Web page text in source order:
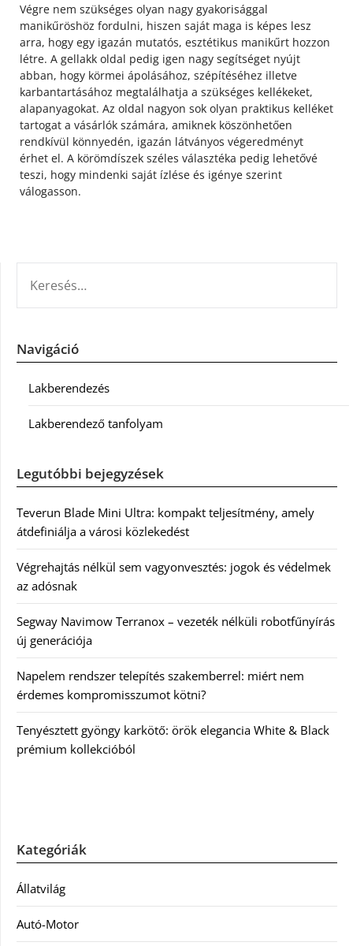
Végre nem szükséges olyan nagy gyakorisággal
manikűröshöz fordulni, hiszen saját maga is képes lesz
arra, hogy egy igazán mutatós, esztétikus manikűrt hozzon
létre. A gellakk oldal pedig igen nagy segítséget nyújt
abban, hogy körmei ápolásához, szépítéséhez illetve
karbantartásához megtalálhatja a szükséges kellékeket,
alapanyagokat. Az oldal nagyon sok olyan praktikus kelléket
tartogat a vásárlók számára, amiknek köszönhetően
rendkívül könnyedén, igazán látványos végeredményt
érhet el. A körömdíszek széles választéka pedig lehetővé
teszi, hogy mindenki saját ízlése és igénye szerint
válogasson.
Navigáció
Lakberendezés
Lakberendező tanfolyam
Legutóbbi bejegyzések
Teverun Blade Mini Ultra: kompakt teljesítmény, amely
átdefiniálja a városi közlekedést
Végrehajtás nélkül sem vagyonvesztés: jogok és védelmek
az adósnak
Segway Navimow Terranox – vezeték nélküli robotfűnyírás
új generációja
Napelem rendszer telepítés szakemberrel: miért nem
érdemes kompromisszumot kötni?
Tenyésztett gyöngy karkötő: örök elegancia White & Black
prémium kollekcióból
Kategóriák
Állatvilág
Autó-Motor